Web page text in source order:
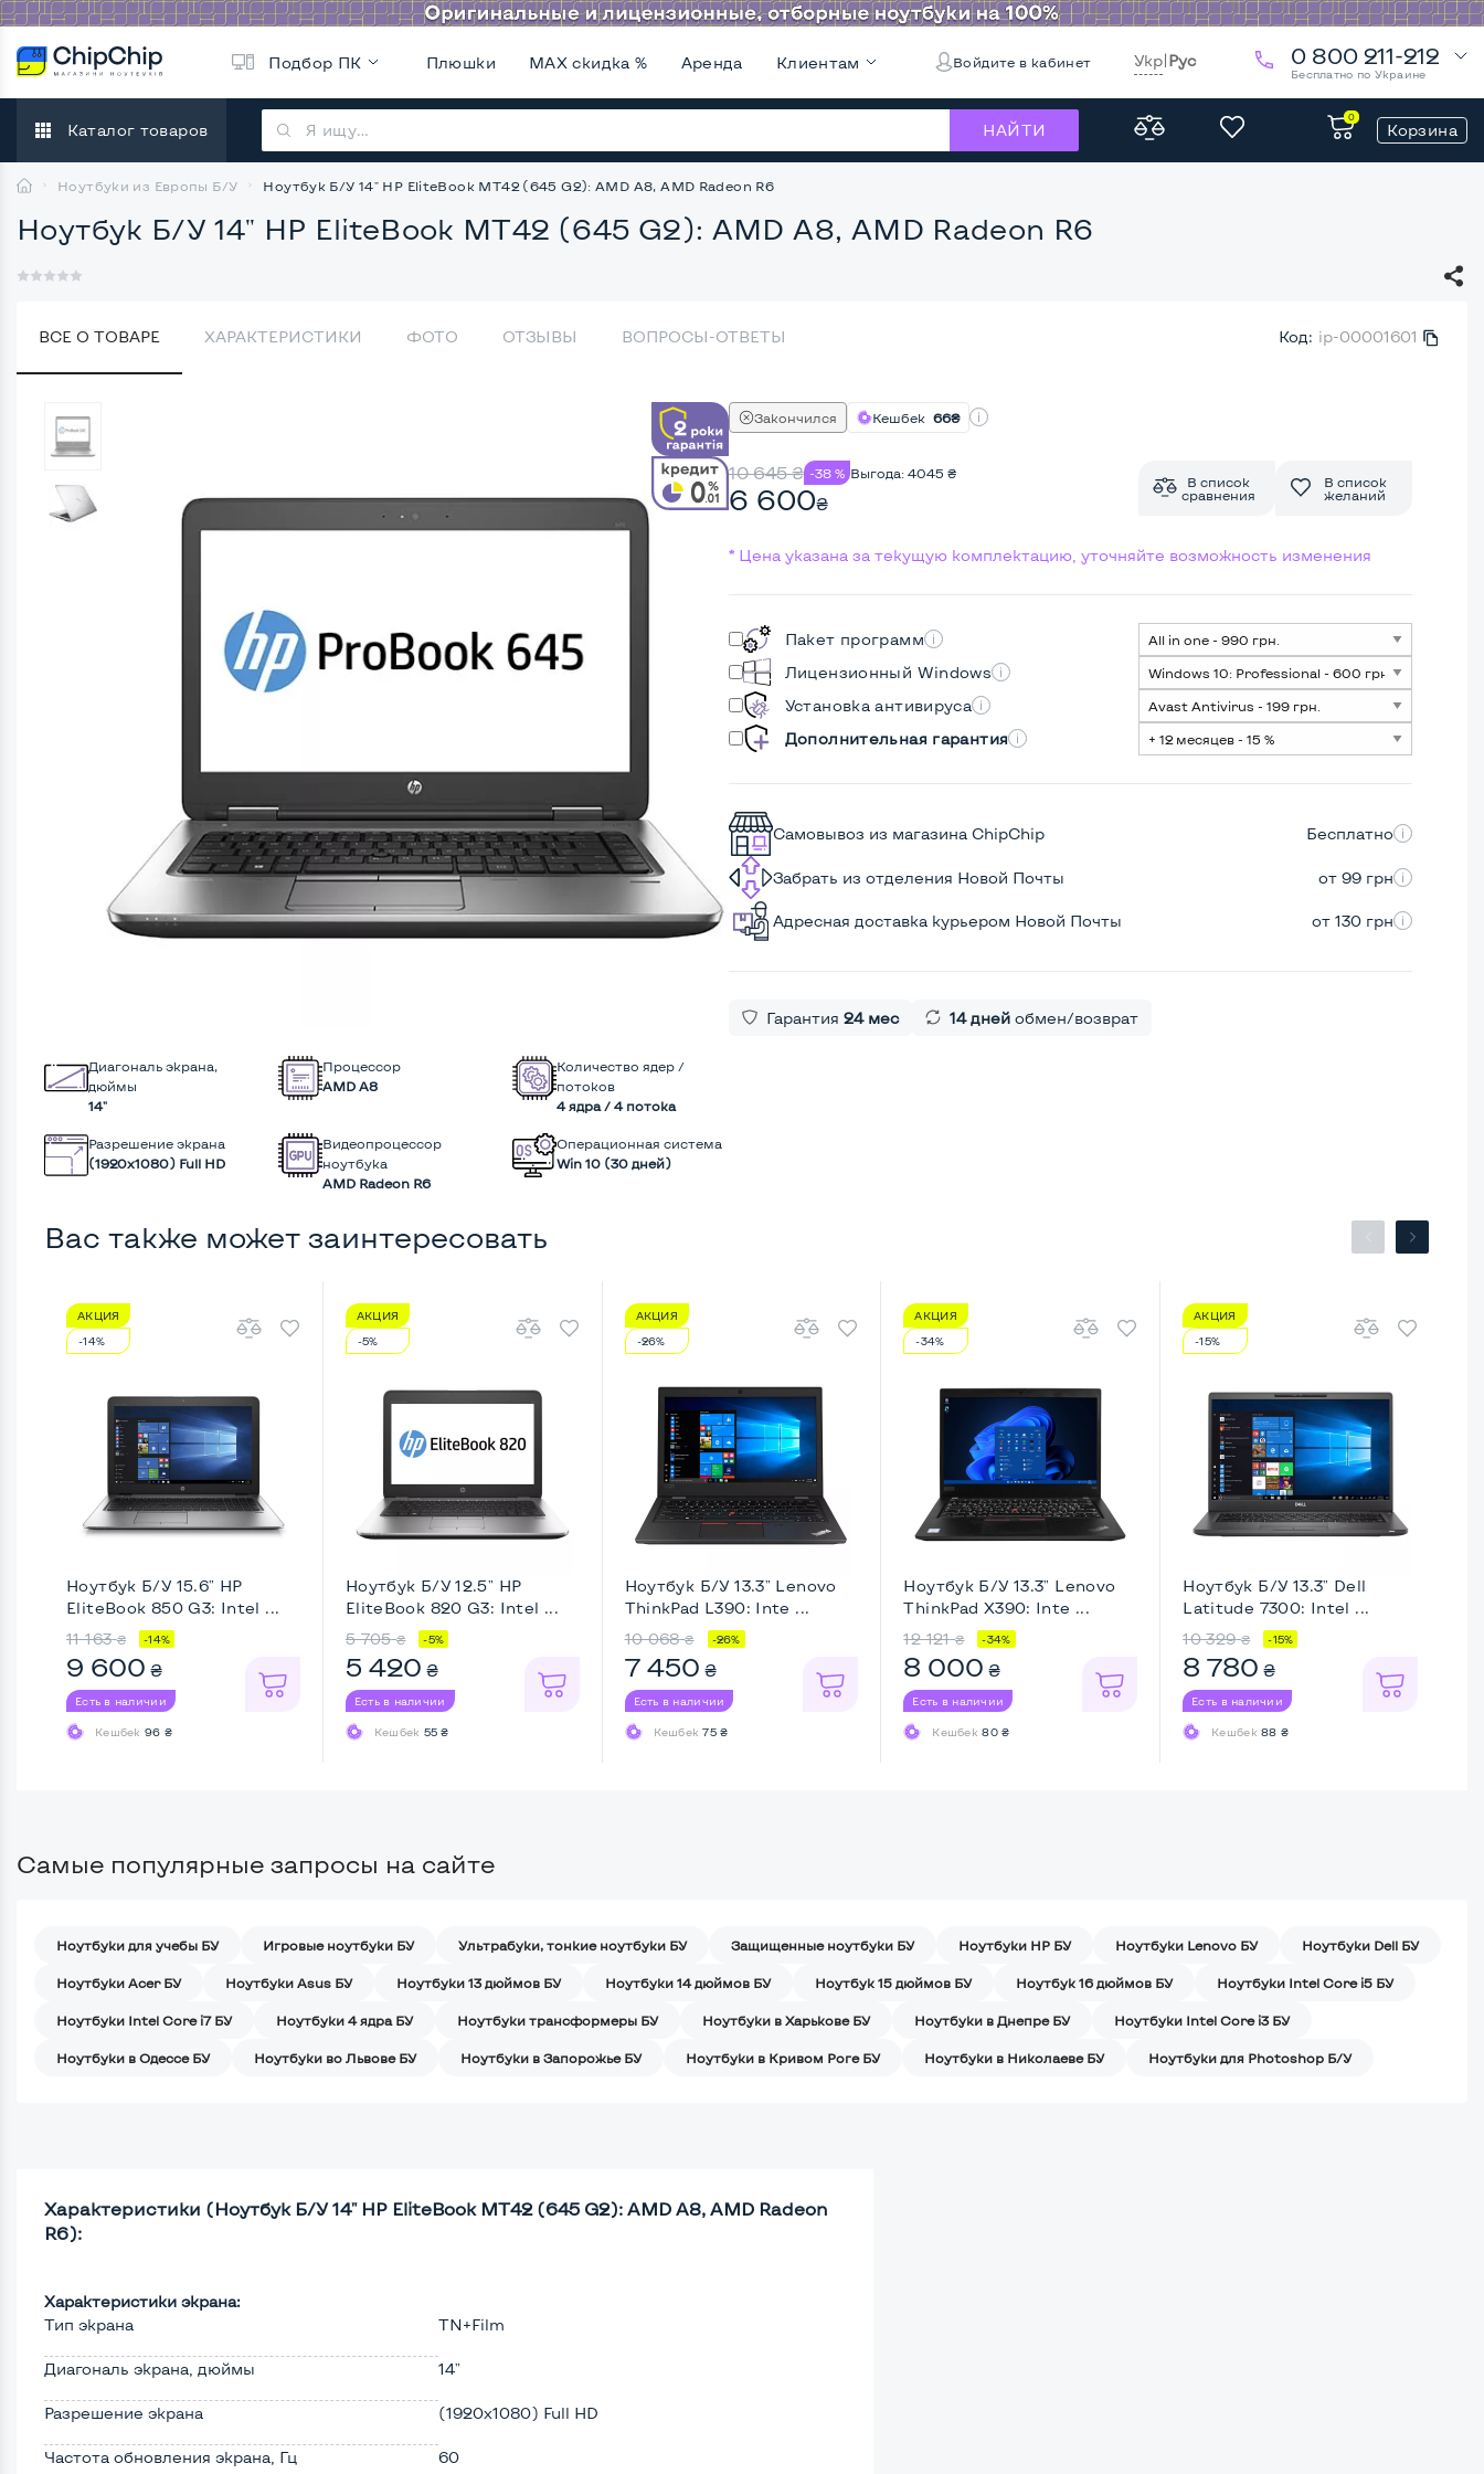
Подбор ПК Плюшки MAX скидка % Аренда Клиентам Войдите в кабинет Укр|Рус 0 800 211-212
Бесплатно по Украине
Каталог товаров НАЙТИ
0
Корзина
Ноутбуки из Европы Б/У Ноутбук Б/У 14" HP EliteBook MT42 (645 G2): AMD A8, AMD Radeon R6
Ноутбук Б/У 14" HP EliteBook MT42 (645 G2): AMD A8, AMD Radeon R6
ВСЕ О ТОВАРЕ ХАРАКТЕРИСТИКИ ФОТО ОТЗЫВЫ ВОПРОСЫ-ОТВЕТЫ Код: ip-00001601
Диагональ экрана,
дюймы
14"
Процессор
AMD А8
Количество ядер /
потоков
4 ядра / 4 потока
Разрешение экрана
(1920х1080) Full HD
Видеопроцессор
ноутбука
AMD Radeon R6
Операционная система
Win 10 (30 дней)
Закончился Кешбек 66₴
10 645₴ -38 % Выгода: 4045 ₴
6 600₴
В список
сравнения
В список
желаний
* Цена указана за текущую комплектацию, уточняйте возможность изменения
Пакет программ
Лицензионный Windows
Установка антивируса
Дополнительная гарантия
Самовывоз из магазина ChipChip Бесплатно
Забрать из отделения Новой Почты от 99 грн
Адресная доставка курьером Новой Почты от 130 грн
Гарантия 24 мес 14 днейобмен/возврат
Вас также может заинтересовать
АКЦИЯ
-14%
Ноутбук Б/У 15.6" HP
EliteBook 850 G3: Intel ...
11 163 ₴ -14%
9 600 ₴
Есть в наличии
Кешбек 96 ₴
АКЦИЯ
-5%
Ноутбук Б/У 12.5" HP
EliteBook 820 G3: Intel ...
5 705 ₴ -5%
5 420 ₴
Есть в наличии
Кешбек 55 ₴
АКЦИЯ
-26%
Ноутбук Б/У 13.3" Lenovo
ThinkPad L390: Inte ...
10 068 ₴ -26%
7 450 ₴
Есть в наличии
Кешбек75 ₴
АКЦИЯ
-34%
Ноутбук Б/У 13.3" Lenovo
ThinkPad X390: Inte ...
12 121 ₴ -34%
8 000 ₴
Есть в наличии
Кешбек80 ₴
АКЦИЯ
-15%
Ноутбук Б/У 13.3" Dell
Latitude 7300: Intel ...
10 329 ₴ -15%
8 780 ₴
Есть в наличии
Кешбек88 ₴
Самые популярные запросы на сайте
Ноутбуки для учебы БУ Игровые ноутбуки БУ Ультрабуки, тонкие ноутбуки БУ Защищенные ноутбуки БУ Ноутбуки HP БУ Ноутбуки Lenovo БУ Ноутбуки Dell БУ
Ноутбуки Acer БУ Ноутбуки Asus БУ Ноутбуки 13 дюймов БУ Ноутбуки 14 дюймов БУ Ноутбук 15 дюймов БУ Ноутбук 16 дюймов БУ Ноутбуки Intel Core i5 БУ
Ноутбуки Intel Core i7 БУ Ноутбуки 4 ядра БУ Ноутбуки трансформеры БУ Ноутбуки в Харькове БУ Ноутбуки в Днепре БУ Ноутбуки Intel Core i3 БУ
Ноутбуки в Одессе БУ Ноутбуки во Львове БУ Ноутбуки в Запорожье БУ Ноутбуки в Кривом Роге БУ Ноутбуки в Николаеве БУ Ноутбуки для Photoshop Б/У
Характеристики (Ноутбук Б/У 14" HP EliteBook MT42 (645 G2): AMD A8, AMD Radeon
R6):
Характеристики экрана:
Тип экрана
TN+Film
Диагональ экрана, дюймы 14"
Разрешение экрана (1920х1080) Full HD
Частота обновления экрана, Гц 60